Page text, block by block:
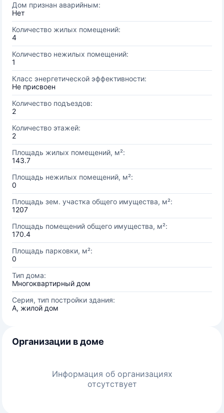
Дом признан аварийным:
Нет
Количество жилых помещений:
4
Количество нежилых помещений:
1
Класс энергетической эффективности:
Не присвоен
Количество подъездов:
2
Количество этажей:
2
Площадь жилых помещений, м²:
143.7
Площадь нежилых помещений, м²:
0
Площадь зем. участка общего имущества, м²:
1207
Площадь помещений общего имущества, м²:
170.4
Площадь парковки, м²:
0
Тип дома:
Многоквартирный дом
Серия, тип постройки здания:
А, жилой дом
Организации в доме
Информация об организациях
отсутствует